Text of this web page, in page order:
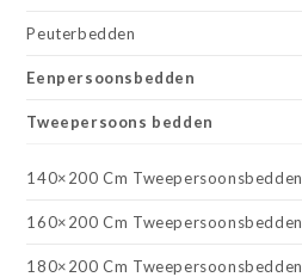
Peuterbedden
Eenpersoonsbedden
Tweepersoons bedden
140×200 Cm Tweepersoonsbedden
160×200 Cm Tweepersoonsbedden
180×200 Cm Tweepersoonsbedden